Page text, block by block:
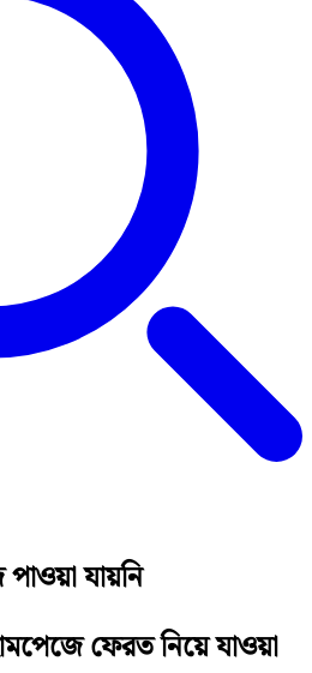
যায়নি
ফেরত নিয়ে যাওয়া